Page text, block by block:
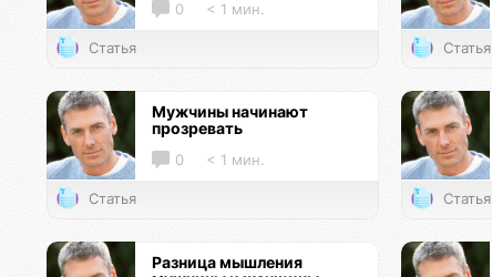
0 < 1 мин.
Статья Статья
Мужчины начинают
прозревать
0 < 1 мин.
Статья Статья
Разница мышления